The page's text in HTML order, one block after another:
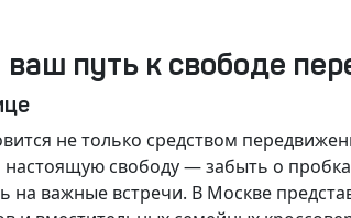
путь к свободе
не только средством
свободу — забыть о
на важные встречи. В Москве